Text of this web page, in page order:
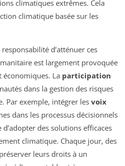
climatiques extrêmes. Cela
climatique basée sur les
d’atténuer ces
est largement provoquée
La participation
dans la gestion des risques
Par exemple, intégrer les voix
dans les processus décisionnels
des solutions efficaces
climatique. Chaque jour, des
leurs droits à un